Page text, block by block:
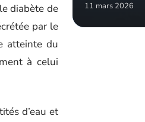
diabète de
par le
atteinte du
à celui
d’eau et
11 mars 2026